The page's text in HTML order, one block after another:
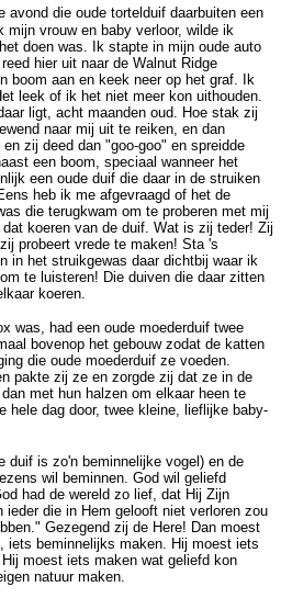
avond die oude tortelduif daarbuiten een
mijn vrouw en baby verloor, wilde ik
doen was. Ik stapte in mijn oude auto
hier uit naar de Walnut Ridge
boom aan en keek neer op het graf. Ik
leek of ik het niet meer kon uithouden.
ligt, acht maanden oud. Hoe stak zij
naar mij uit te reiken, en dan
zij deed dan "goo-goo" en spreidde
een boom, speciaal wanneer het
een oude duif die daar in de struiken
heb ik me afgevraagd of het de
die terugkwam om te proberen met mij
koeren van de duif. Wat is zij teder! Zij
probeert vrede te maken! Sta 's
in het struikgewas daar dichtbij waar ik
te luisteren! Die duiven die daar zitten
koeren.
was, had een oude moederduif twee
bovenop het gebouw zodat de katten
die oude moederduif ze voeden.
pakte zij ze en zorgde zij dat ze in de
met hun halzen om elkaar heen te
hele dag door, twee kleine, lieflijke baby-
duif is zo'n beminnelijke vogel) en de
wil beminnen. God wil geliefd
had de wereld zo lief, dat Hij Zijn
ieder die in Hem gelooft niet verloren zou
Gezegend zij de Here! Dan moest
iets beminnelijks maken. Hij moest iets
moest iets maken wat geliefd kon
natuur maken.